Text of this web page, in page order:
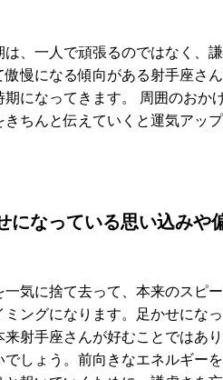
、一人で頑張るのではなく、
慢になる傾向がある射手座さ
になってきます。 周囲のおか
ちんと伝えていくと運気アッ
になっている思い込みや
気に捨て去って、本来のスピ
ングになります。足かせにな
射手座さんが好むことではあ
しょう。前向きなエネルギー